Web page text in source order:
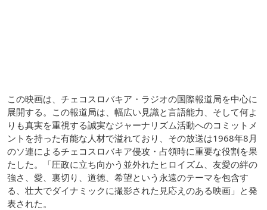
この映画は、チェコスロバキア・ラジオの国際報道局を中心に
展開する。この報道局は、幅広い見識と言語能力、そして何よ
りも真実を重視する誠実なジャーナリズム活動へのコミットメ
ントを持った有能な人材で溢れており、その放送は1968年8月
のソ連によるチェコスロバキア侵攻・占領時に重要な役割を果
たした。「圧政に立ち向かう並外れたヒロイズム、友愛の絆の
強さ、愛、裏切り、道徳、希望という永遠のテーマを包含す
る、壮大でダイナミックに撮影された見応えのある映画」と発
表された。